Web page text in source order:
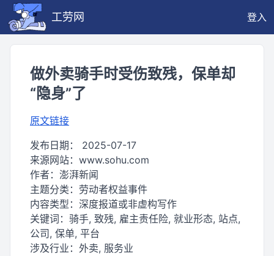
工劳网 登入
做外卖骑手时受伤致残，保单却
“隐身”了
原文链接
发布日期： 2025-07-17
来源网站： www.sohu.com
作者： 澎湃新闻
主题分类： 劳动者权益事件
内容类型： 深度报道或非虚构写作
关键词： 骑手, 致残, 雇主责任险, 就业形态, 站点,
公司, 保单, 平台
涉及行业： 外卖, 服务业